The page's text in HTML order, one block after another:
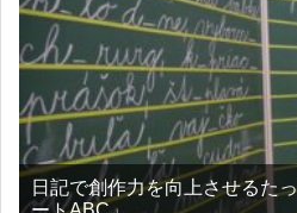
日記で創作力を向上させるた